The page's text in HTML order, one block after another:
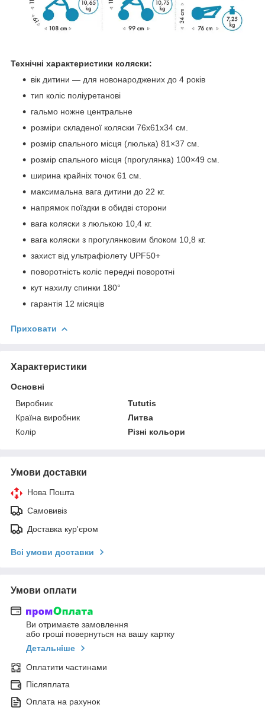
Технічні характеристики коляски:
вік дитини — для новонароджених до 4 років
тип коліс поліуретанові
гальмо ножне центральне
розміри складеної коляски 76x61x34 см.
розмір спального місця (люлька) 81×37 см.
розмір спального місця (прогулянка) 100×49 см.
ширина крайніх точок 61 см.
максимальна вага дитини до 22 кг.
напрямок поїздки в обидві сторони
вага коляски з люлькою 10,4 кг.
вага коляски з прогулянковим блоком 10,8 кг.
захист від ультрафіолету UPF50+
поворотність коліс передні поворотні
кут нахилу спинки 180°
гарантія 12 місяців
Приховати
Характеристики
Основні
Виробник
Tututis
Країна виробник
Литва
Колір
Різні кольори
Умови доставки
Нова Пошта
Самовивіз
Доставка кур'єром
Всі умови доставки
Умови оплати
Ви отримаєте замовлення
або гроші повернуться на вашу картку
Детальніше
Оплатити частинами
Післяплата
Оплата на рахунок